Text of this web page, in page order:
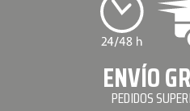
ENVÍO
PEDIDOS